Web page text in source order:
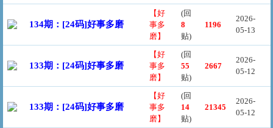
134期：[24码]好事多磨
【好
事多
磨】
(回
8
贴)
1196
2026-
05-13
133期：[24码]好事多磨
【好
事多
磨】
(回
55
贴)
2667
2026-
05-12
133期：[24码]好事多磨
【好
事多
磨】
(回
14
贴)
21345
2026-
05-12